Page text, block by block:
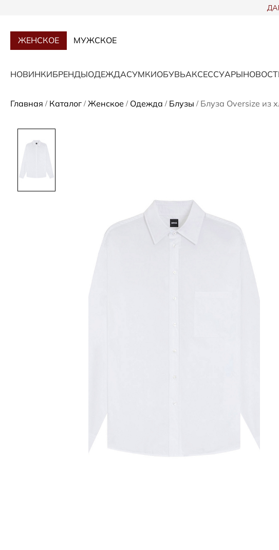
ЖЕНСКОЕ МУЖСКОЕ
НОВИНКИБРЕНДЫОДЕЖДАСУМКИОБУВЬАКСЕССУАРЫ
Главная / Каталог / Женское / Одежда / Блузы / Блуза Oversize из